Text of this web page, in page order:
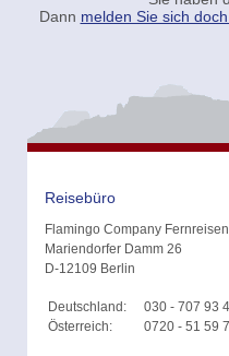
Dann melden Sie sich
Reisebüro
Flamingo Company
Mariendorfer Damm 26
D-12109 Berlin
Deutschland:
030 - 707 93
Österreich:
0720 - 51 59